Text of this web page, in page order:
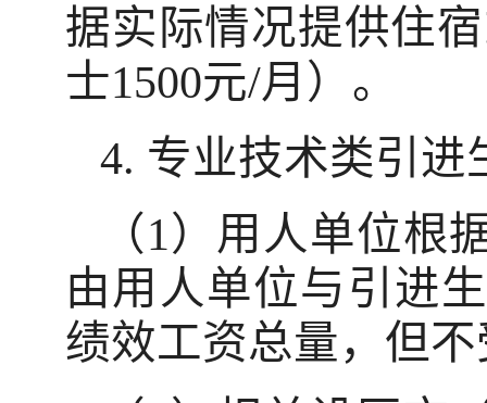
据实际情况提供住
士1500元/月）。
4. 专业技术类引
（1）用人单位根
由用人单位与引进
绩效工资总量，但